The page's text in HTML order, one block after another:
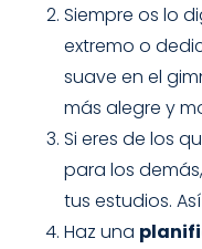
Siempre os lo
extremo o
suave en el
más alegre y
Si eres de los
para los
tus estudios.
Haz una